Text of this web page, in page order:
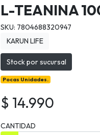
L-TEANINA
SKU: 7804688320947
KARUN LIFE
Stock por sucursal
Pocas Unidades.
$ 14.990
CANTIDAD